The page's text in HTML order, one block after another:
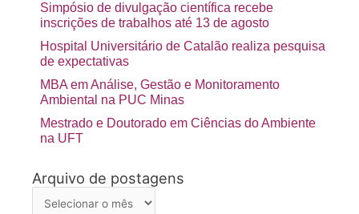
Simpósio de divulgação científica recebe
inscrições de trabalhos até 13 de agosto
Hospital Universitário de Catalão realiza pesquisa
de expectativas
MBA em Análise, Gestão e Monitoramento
Ambiental na PUC Minas
Mestrado e Doutorado em Ciências do Ambiente
na UFT
Arquivo de postagens
Arquivo